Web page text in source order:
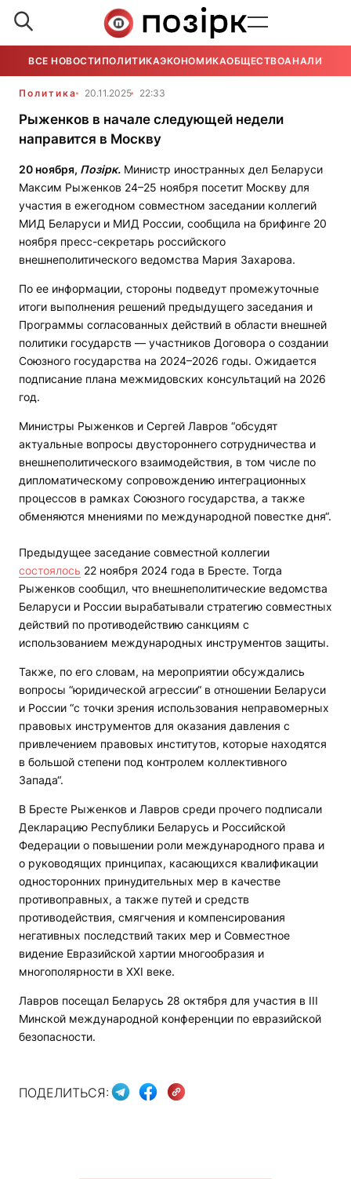
ВСЕ НОВОСТИ ПОЛИТИКАЭКОНОМИКАОБЩЕСТВОАНАЛИТИКА
Политика 20.11.2025 22:33
Рыженков в начале следующей недели
направится в Москву
20 ноября, Позірк. Министр иностранных дел Беларуси
Максим Рыженков 24–25 ноября посетит Москву для
участия в ежегодном совместном заседании коллегий
МИД Беларуси и МИД России, сообщила на брифинге 20
ноября пресс-секретарь российского
внешнеполитического ведомства Мария Захарова.
По ее информации, стороны подведут промежуточные
итоги выполнения решений предыдущего заседания и
Программы согласованных действий в области внешней
политики государств — участников Договора о создании
Союзного государства на 2024–2026 годы. Ожидается
подписание плана межмидовских консультаций на 2026
год.
Министры Рыженков и Сергей Лавров “обсудят
актуальные вопросы двустороннего сотрудничества и
внешнеполитического взаимодействия, в том числе по
дипломатическому сопровождению интеграционных
процессов в рамках Союзного государства, а также
обменяются мнениями по международной повестке дня“.
Предыдущее заседание совместной коллегии
состоялось 22 ноября 2024 года в Бресте. Тогда
Рыженков сообщил, что внешнеполитические ведомства
Беларуси и России вырабатывали стратегию совместных
действий по противодействию санкциям с
использованием международных инструментов защиты.
Также, по его словам, на мероприятии обсуждались
вопросы “юридической агрессии“ в отношении Беларуси
и России “с точки зрения использования неправомерных
правовых инструментов для оказания давления с
привлечением правовых институтов, которые находятся
в большой степени под контролем коллективного
Запада“.
В Бресте Рыженков и Лавров среди прочего подписали
Декларацию Республики Беларусь и Российской
Федерации о повышении роли международного права и
о руководящих принципах, касающихся квалификации
односторонних принудительных мер в качестве
противоправных, а также путей и средств
противодействия, смягчения и компенсирования
негативных последствий таких мер и Совместное
видение Евразийской хартии многообразия и
многополярности в XXI веке.
Лавров посещал Беларусь 28 октября для участия в III
Минской международной конференции по евразийской
безопасности.
ПОДЕЛИТЬСЯ: